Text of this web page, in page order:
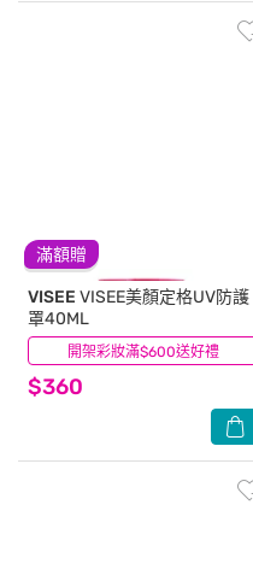
滿額贈
開架彩妝滿$600送好禮
VISEE VISEE美顏定格UV防護
罩40ML
$360
(1)